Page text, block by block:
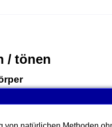
/ tönen